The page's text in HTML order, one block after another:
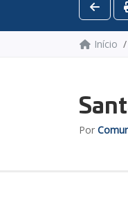
Início
Por